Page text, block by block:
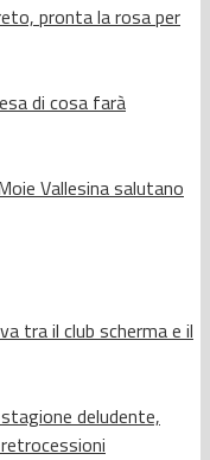
pronta la rosa per
di cosa farà
Vallesina salutano
tra il club scherma e il
deludente,